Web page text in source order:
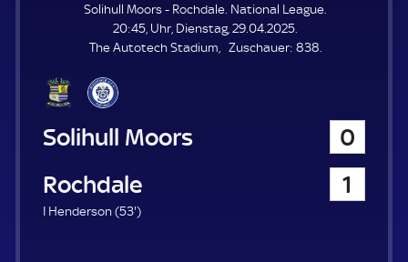
E
L
E
N
Solihull Moors - Rochdale. National League.
20:45, Uhr, Dienstag, 29.04.2025.
The Autotech Stadium
Zuschauer: Z
838.
Solihull Moors
0
Rochdale
1
I Henderson (53'5
)